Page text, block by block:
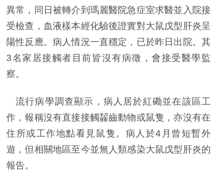
異常，同日被轉介到瑪麗醫院急症室求醫並入院接
受檢查，血液樣本經化驗後證實對大鼠戊型肝炎呈
陽性反應。病人情況一直穩定，已於昨日出院。其
3名家居接觸者目前皆沒有病徵，會接受醫學監
察。
流行病學調查顯示，病人居於紅磡並在該區工
作，報稱沒有直接接觸齧齒動物或鼠隻，亦沒有在
住所或工作地點看見鼠隻。病人於4月曾短暫外
遊，但相關地區至今並無人類感染大鼠戊型肝炎的
報告。